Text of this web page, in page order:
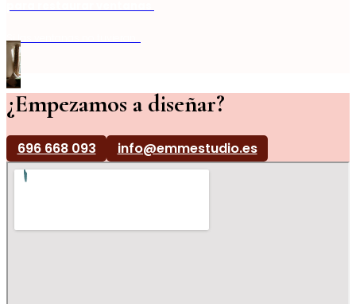
Si las ventanas no tuvieran…
¿Empezamos a diseñar?
696 668 093 info@emmestudio.es